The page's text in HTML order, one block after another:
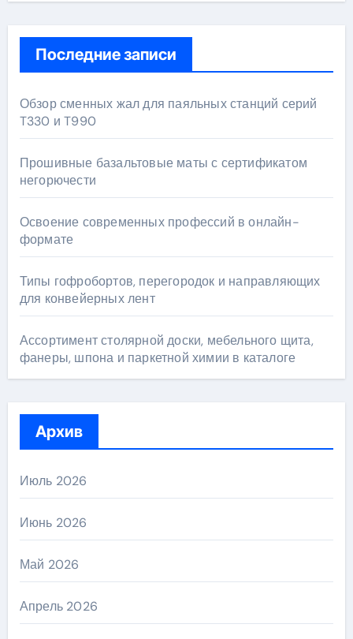
Последние записи
Обзор сменных жал для паяльных станций серий
T330 и T990
Прошивные базальтовые маты с сертификатом
негорючести
Освоение современных профессий в онлайн-
формате
Типы гофробортов, перегородок и направляющих
для конвейерных лент
Ассортимент столярной доски, мебельного щита,
фанеры, шпона и паркетной химии в каталоге
Архив
Июль 2026
Июнь 2026
Май 2026
Апрель 2026